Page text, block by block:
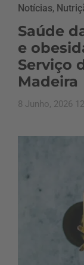
Notícias,
Saúde
e
Serviço
Madeira
8 Junho, 2026